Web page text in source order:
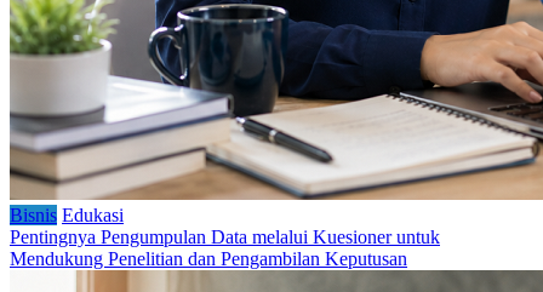
Bisnis Edukasi
Pentingnya Pengumpulan Data melalui Kuesioner untuk
Mendukung Penelitian dan Pengambilan Keputusan